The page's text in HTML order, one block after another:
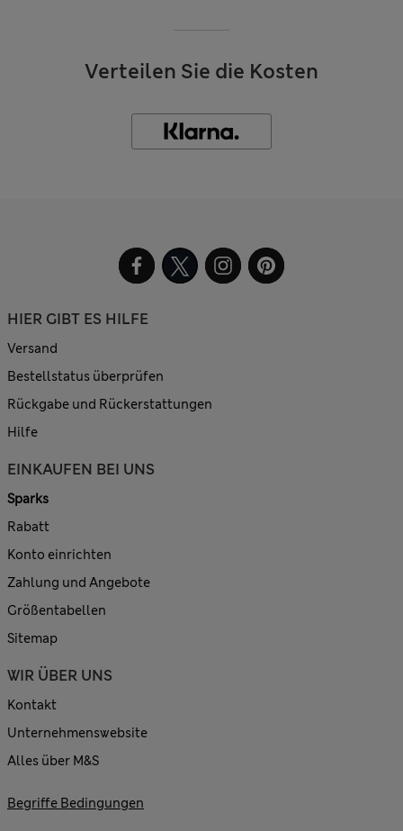
Verteilen Sie die Kosten
HIER GIBT ES HILFE
Versand
Bestellstatus überprüfen
Rückgabe und Rückerstattungen
Hilfe
EINKAUFEN BEI UNS
Sparks
Rabatt
Konto einrichten
Zahlung und Angebote
Größentabellen
Sitemap
WIR ÜBER UNS
Kontakt
Unternehmenswebsite
Alles über M&S
Begriffe Bedingungen